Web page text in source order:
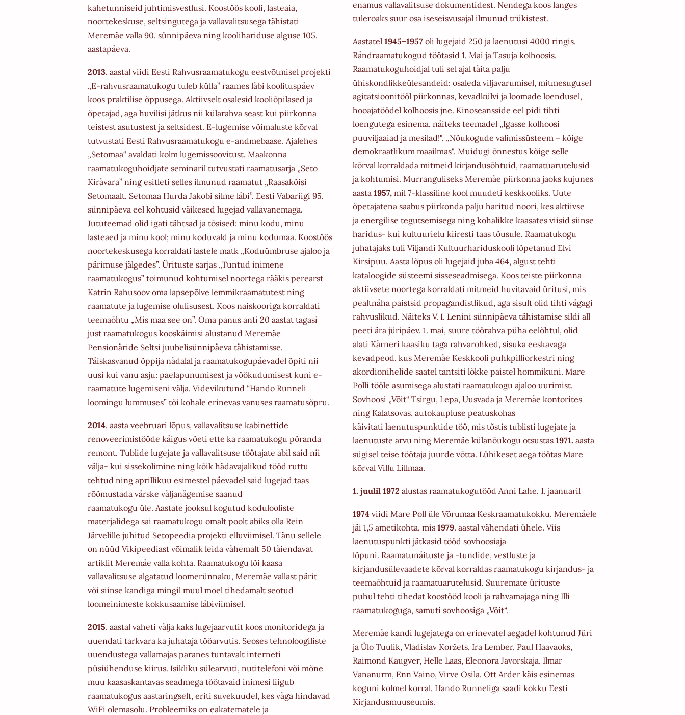
kahetunniseid juhtimisvestlusi. Koostöös kooli, lasteaia,
noortekeskuse, seltsingutega ja vallavalitsusega tähistati
Meremäe valla 90. sünnipäeva ning koolihariduse alguse 105.
aastapäeva.
2013. aastal viidi Eesti Rahvusraamatukogu eestvõtmisel projekti
„E-rahvusraamatukogu tuleb külla” raames läbi koolituspäev
koos praktilise õppusega. Aktiivselt osalesid kooliõpilased ja
õpetajad, aga huvilisi jätkus nii külarahva seast kui piirkonna
teistest asutustest ja seltsidest. E-lugemise võimaluste kõrval
tutvustati Eesti Rahvusraamatukogu e-andmebaase. Ajalehes
„Setomaa“ avaldati kolm lugemissoovitust. Maakonna
raamatukoguhoidjate seminaril tutvustati raamatusarja „Seto
Kirävara” ning esitleti selles ilmunud raamatut „Raasakõisi
Setomaalt. Setomaa Hurda Jakobi silme läbi”. Eesti Vabariigi 95.
sünnipäeva eel kohtusid väikesed lugejad vallavanemaga.
Jututeemad olid igati tähtsad ja tõsised: minu kodu, minu
lasteaed ja minu kool; minu koduvald ja minu kodumaa. Koostöös
noortekeskusega korraldati lastele matk „Koduümbruse ajaloo ja
pärimuse jälgedes”. Ürituste sarjas „Tuntud inimene
raamatukogus” toimunud kohtumisel noortega rääkis perearst
Katrin Rahusoov oma lapsepõlve lemmikraamatutest ning
raamatute ja lugemise olulisusest. Koos naiskooriga korraldati
teemaõhtu „Mis maa see on”. Oma panus anti 20 aastat tagasi
just raamatukogus kooskäimisi alustanud Meremäe
Pensionäride Seltsi juubelisünnipäeva tähistamisse.
Täiskasvanud õppija nädalal ja raamatukogupäevadel õpiti nii
uusi kui vanu asju: paelapunumisest ja vöökudumisest kuni e-
raamatute lugemiseni välja. Videvikutund “Hando Runneli
loomingu lummuses” tõi kohale erinevas vanuses raamatusõpru.
2014. aasta veebruari lõpus, vallavalitsuse kabinettide
renoveerimistööde käigus võeti ette ka raamatukogu põranda
remont. Tublide lugejate ja vallavalitsuse töötajate abil said nii
välja- kui sissekolimine ning kõik hädavajalikud tööd ruttu
tehtud ning aprillikuu esimestel päevadel said lugejad taas
rõõmustada värske väljanägemise saanud
raamatukogu üle. Aastate jooksul kogutud kodulooliste
materjalidega sai raamatukogu omalt poolt abiks olla Rein
Järvelille juhitud Setopeedia projekti elluviimisel. Tänu sellele
on nüüd Vikipeediast võimalik leida vähemalt 50 täiendavat
artiklit Meremäe valla kohta. Raamatukogu lõi kaasa
vallavalitsuse algatatud loomerünnaku, Meremäe vallast pärit
või siinse kandiga mingil muul moel tihedamalt seotud
loomeinimeste kokkusaamise läbiviimisel.
2015. aastal vaheti välja kaks lugejaarvutit koos monitoridega ja
uuendati tarkvara ka juhataja tööarvutis. Seoses tehnoloogiliste
uuendustega vallamajas paranes tuntavalt interneti
püsiühenduse kiirus. Isikliku sülearvuti, nutitelefoni või mõne
muu kaasaskantavas seadmega töötavaid inimesi liigub
raamatukogus aastaringselt, eriti suvekuudel, kes väga hindavad
WiFi olemasolu. Probleemiks on eakatematele ja
enamus vallavalitsuse dokumentidest. Nendega koos langes
tuleroaks suur osa iseseisvusajal ilmunud trükistest.
Aastatel 1945–1957 oli lugejaid 250 ja laenutusi 4000 ringis.
Rändraamatukogud töötasid 1. Mai ja Tasuja kolhoosis.
Raamatukoguhoidjal tuli sel ajal täita palju
ühiskondlikkeülesandeid: osaleda viljavarumisel, mitmesugusel
agitatsioonitööl piirkonnas, kevadkülvi ja loomade loendusel,
hooajatöödel kolhoosis jne. Kinoseansside eel pidi tihti
loengutega esinema, näiteks teemadel „Igasse kolhoosi
puuviljaaiad ja mesilad!", „Nõukogude valimissüsteem – kõige
demokraatlikum maailmas". Muidugi õnnestus kõige selle
kõrval korraldada mitmeid kirjandusõhtuid, raamatuarutelusid
ja kohtumisi. Murranguliseks Meremäe piirkonna jaoks kujunes
aasta 1957, mil 7-klassiline kool muudeti keskkooliks. Uute
õpetajatena saabus piirkonda palju haritud noori, kes aktiivse
ja energilise tegutsemisega ning kohalikke kaasates viisid siinse
haridus- kui kultuurielu kiiresti taas tõusule. Raamatukogu
juhatajaks tuli Viljandi Kultuurhariduskooli lõpetanud Elvi
Kirsipuu. Aasta lõpus oli lugejaid juba 464, algust tehti
kataloogide süsteemi sisseseadmisega. Koos teiste piirkonna
aktiivsete noortega korraldati mitmeid huvitavaid üritusi, mis
pealtnäha paistsid propagandistlikud, aga sisult olid tihti vägagi
rahvuslikud. Näiteks V. I. Lenini sünnipäeva tähistamise sildi all
peeti ära jüripäev. 1. mai, suure töörahva püha eelõhtul, olid
alati Kärneri kaasiku taga rahvarohked, sisuka eeskavaga
kevadpeod, kus Meremäe Keskkooli puhkpilliorkestri ning
akordionihelide saatel tantsiti lõkke paistel hommikuni. Mare
Polli tööle asumisega alustati raamatukogu ajaloo uurimist.
Sovhoosi „Võit“ Tsirgu, Lepa, Uusvada ja Meremäe kontorites
ning Kalatsovas, autokaupluse peatuskohas
käivitati laenutuspunktide töö, mis tõstis tublisti lugejate ja
laenutuste arvu ning Meremäe külanõukogu otsustas 1971. aasta
sügisel teise töötaja juurde võtta. Lühikeset aega töötas Mare
kõrval Villu Lillmaa.
1. juulil 1972 alustas raamatukogutööd Anni Lahe. 1. jaanuaril
1974 viidi Mare Poll üle Võrumaa Keskraamatukokku. Meremäele
jäi 1,5 ametikohta, mis 1979. aastal vähendati ühele. Viis
laenutuspunkti jätkasid tööd sovhoosiaja
lõpuni. Raamatunäituste ja -tundide, vestluste ja
kirjandusülevaadete kõrval korraldas raamatukogu kirjandus- ja
teemaõhtuid ja raamatuarutelusid. Suuremate ürituste
puhul tehti tihedat koostööd kooli ja rahvamajaga ning Illi
raamatukoguga, samuti sovhoosiga „Võit“.
Meremäe kandi lugejatega on erinevatel aegadel kohtunud Jüri
ja Ülo Tuulik, Vladislav Koržets, Ira Lember, Paul Haavaoks,
Raimond Kaugver, Helle Laas, Eleonora Javorskaja, Ilmar
Vananurm, Enn Vaino, Virve Osila. Ott Arder käis esinemas
koguni kolmel korral. Hando Runneliga saadi kokku Eesti
Kirjandusmuuseumis.